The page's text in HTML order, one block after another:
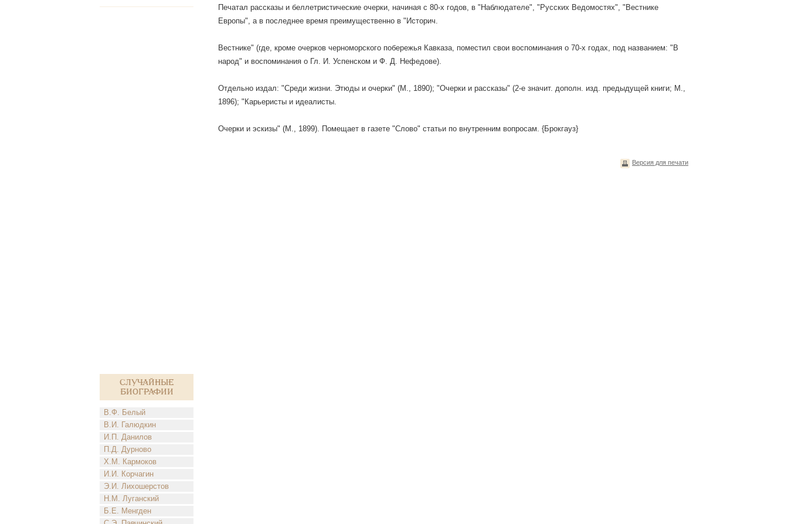
Случайные
биографии
В.Ф. Белый
В.И. Галюдкин
И.П. Данилов
П.Д. Дурново
Х.М. Кармоков
И.И. Корчагин
Э.И. Лихошерстов
Н.М. Луганский
Б.Е. Менгден
Печатал рассказы и беллетристические очерки, начиная с 80-х годов, в "Наблюдателе", "Русских Ведомостях", "Вестнике
Европы", а в последнее время преимущественно в "Историч.
Вестнике" (где, кроме очерков черноморского побережья Кавказа, поместил свои воспоминания о 70-х годах, под названием: "В
народ" и воспоминания о Гл. И. Успенском и Ф. Д. Нефедове).
Отдельно издал: "Среди жизни. Этюды и очерки" (М., 1890); "Очерки и рассказы" (2-е значит. дополн. изд. предыдущей книги; М.,
1896); "Карьеристы и идеалисты.
Очерки и эскизы" (М., 1899). Помещает в газете "Слово" статьи по внутренним вопросам. {Брокгауз}
Версия для печати